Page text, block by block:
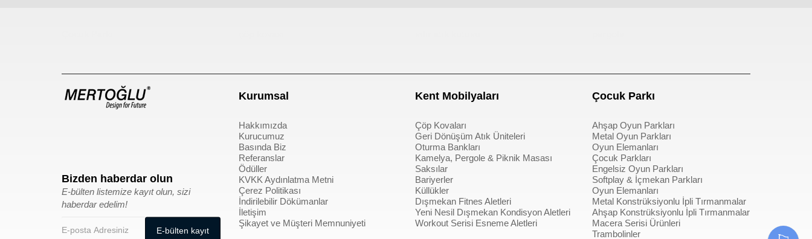
Bizden haberdar olun
E-bülten listemize kayıt olun, sizi
haberdar edelim!
Kurumsal
Hakkımızda
Kurucumuz
Basında Biz
Referanslar
Ödüller
KVKK Aydınlatma Metni
Çerez Politikası
İndirilebilir Dökümanlar
İletişim
Şikayet ve Müşteri Memnuniyeti
Kent Mobilyaları
Çöp Kovaları
Geri Dönüşüm Atık Üniteleri
Oturma Bankları
Kamelya, Pergole & Piknik Masası
Saksılar
Bariyerler
Küllükler
Dışmekan Fitnes Aletleri
Yeni Nesil Dışmekan Kondisyon Aletleri
Workout Serisi Esneme Aletleri
Çocuk Parkı
Ahşap Oyun Parkları
Metal Oyun Parkları
Oyun Elemanları
Çocuk Parkları
Engelsiz Oyun Parkları
Softplay & İçmekan Parkları
Oyun Elemanları
Metal Konstrüksiyonlu İpli Tırmanmalar
Ahşap Konstrüksiyonlu İpli Tırmanmalar
Macera Serisi Ürünleri
Trambolinler